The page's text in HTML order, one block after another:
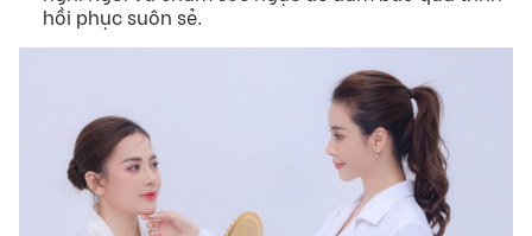
hồi phục suôn sẻ.